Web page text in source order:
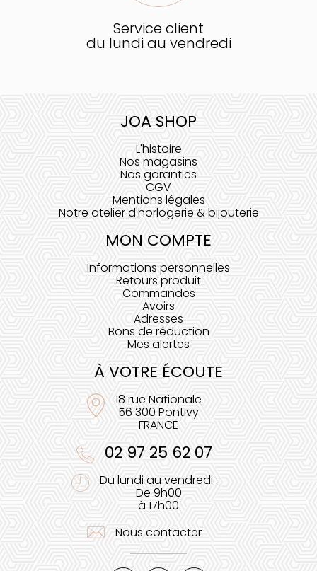
Service client
du lundi au vendredi
JOA SHOP
L'histoire
Nos magasins
Nos garanties
CGV
Mentions légales
Notre atelier d'horlogerie & bijouterie
MON COMPTE
Informations personnelles
Retours produit
Commandes
Avoirs
Adresses
Bons de réduction
Mes alertes
À VOTRE ÉCOUTE
18 rue Nationale
56 300 Pontivy
FRANCE
02 97 25 62 07
Du lundi au vendredi :
De 9h00
à 17h00
Nous contacter